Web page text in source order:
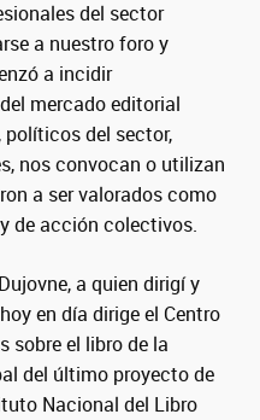
del sector
a nuestro foro y
a incidir
mercado editorial
políticos del sector,
nos convocan o utilizan
a ser valorados como
de acción colectivos.
a quien dirigí y
en día dirige el Centro
sobre el libro de la
del último proyecto de
Nacional del Libro